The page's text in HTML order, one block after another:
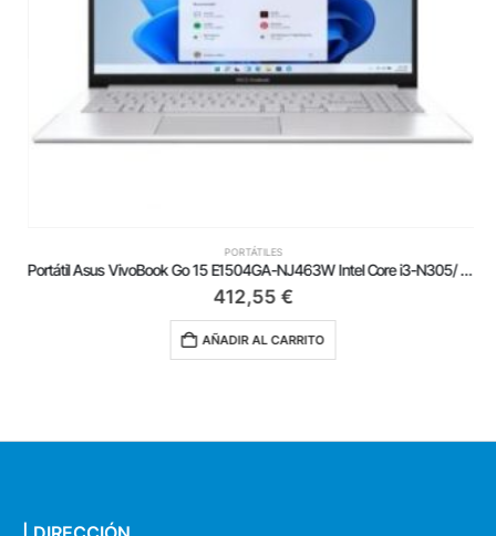
PORTÁTILES
Portátil Asus VivoBook Go 15 E1504GA-NJ463W Intel Core i3-N305/ 8GB/ 512GB SSD/ 15.6’/ Win11
412,55€
AÑADIR AL CARRITO